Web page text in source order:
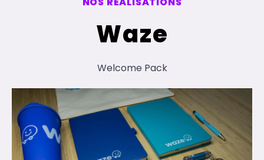
Waze
Welcome Pack